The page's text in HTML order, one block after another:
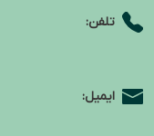
تلفن:
ایمیل: